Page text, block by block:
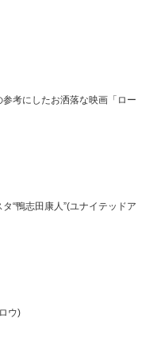
考にしたお洒落な映画「ロー
“鴨志田康人”(ユナイテッドア
ウ)